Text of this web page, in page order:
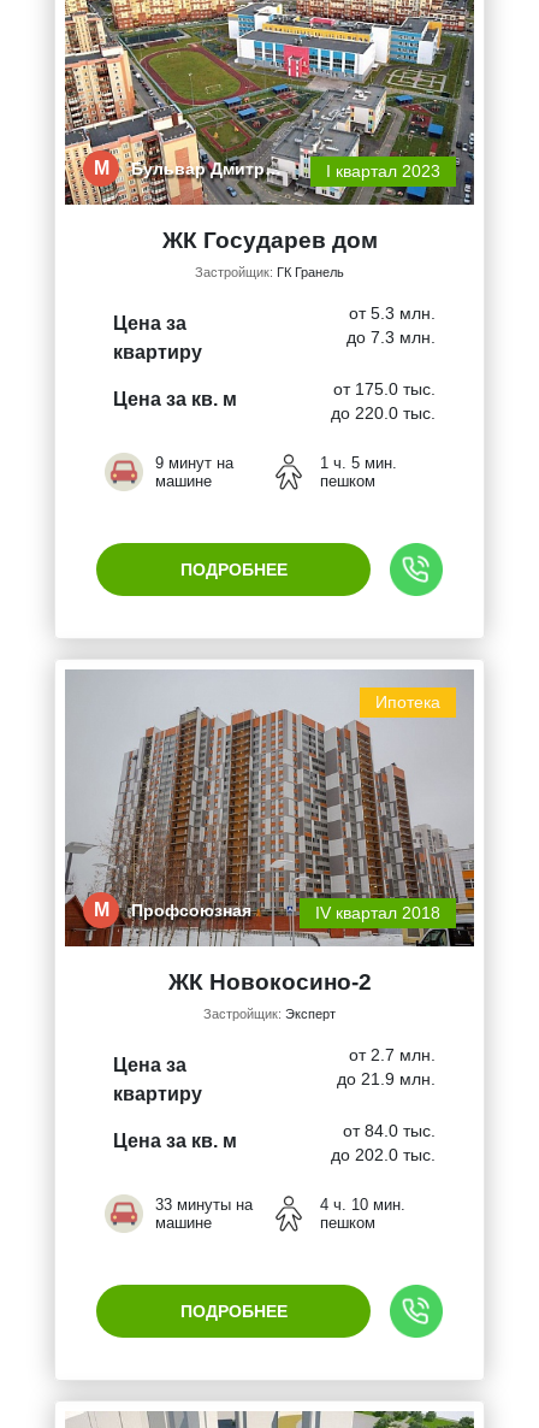
М Бульвар Дмитр… I квартал 2023
ЖК Государев дом
Застройщик: ГК Гранель
Цена за
квартиру
от 5.3 млн.
до 7.3 млн.
Цена за кв. м
от 175.0 тыс.
до 220.0 тыс.
9 минут на
машине
1 ч. 5 мин.
пешком
ПОДРОБНЕЕ
Ипотека
М Профсоюзная IV квартал 2018
ЖК Новокосино-2
Застройщик: Эксперт
Цена за
квартиру
от 2.7 млн.
до 21.9 млн.
Цена за кв. м
от 84.0 тыс.
до 202.0 тыс.
33 минуты на
машине
4 ч. 10 мин.
пешком
ПОДРОБНЕЕ